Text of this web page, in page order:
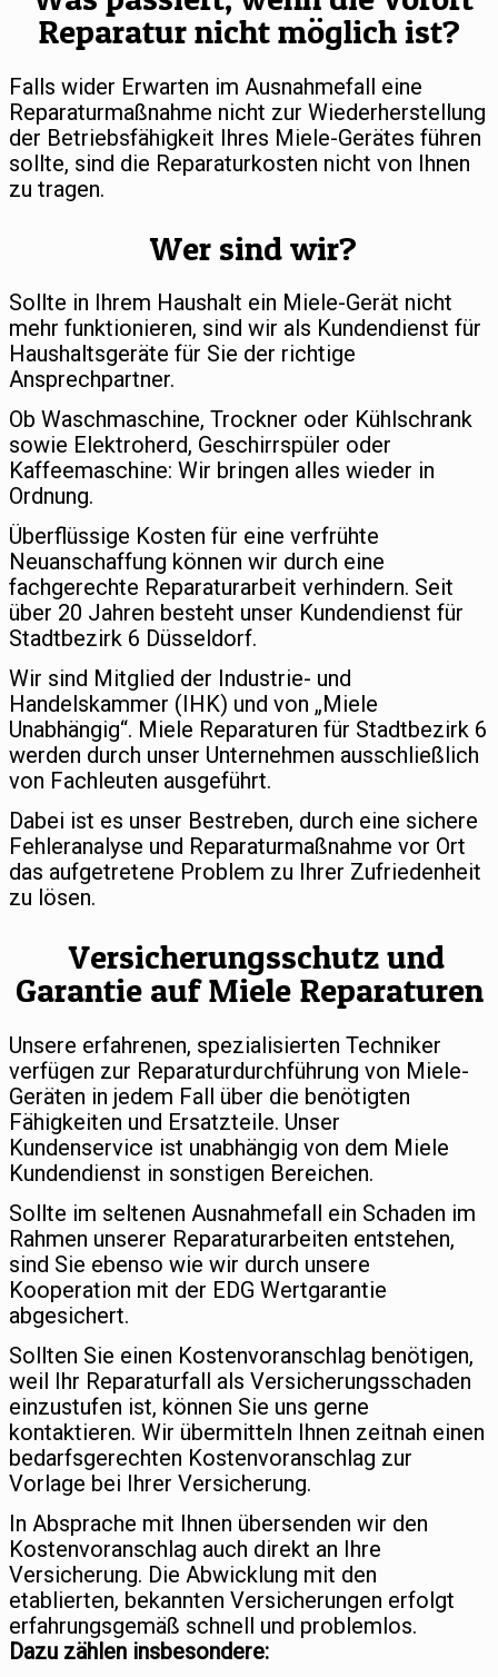
Reparatur nicht möglich ist?
Falls wider Erwarten im Ausnahmefall eine
Reparaturmaßnahme nicht zur Wiederherstellung
der Betriebsfähigkeit Ihres Miele-Gerätes führen
sollte, sind die Reparaturkosten nicht von Ihnen
zu tragen.
Wer sind wir?
Sollte in Ihrem Haushalt ein Miele-Gerät nicht
mehr funktionieren, sind wir als Kundendienst für
Haushaltsgeräte für Sie der richtige
Ansprechpartner.
Ob Waschmaschine, Trockner oder Kühlschrank
sowie Elektroherd, Geschirrspüler oder
Kaffeemaschine: Wir bringen alles wieder in
Ordnung.
Überflüssige Kosten für eine verfrühte
Neuanschaffung können wir durch eine
fachgerechte Reparaturarbeit verhindern. Seit
über 20 Jahren besteht unser Kundendienst für
Stadtbezirk 6 Düsseldorf.
Wir sind Mitglied der Industrie- und
Handelskammer (IHK) und von „Miele
Unabhängig“. Miele Reparaturen für Stadtbezirk 6
werden durch unser Unternehmen ausschließlich
von Fachleuten ausgeführt.
Dabei ist es unser Bestreben, durch eine sichere
Fehleranalyse und Reparaturmaßnahme vor Ort
das aufgetretene Problem zu Ihrer Zufriedenheit
zu lösen.
Versicherungsschutz und
Garantie auf Miele Reparaturen
Unsere erfahrenen, spezialisierten Techniker
verfügen zur Reparaturdurchführung von Miele-
Geräten in jedem Fall über die benötigten
Fähigkeiten und Ersatzteile. Unser
Kundenservice ist unabhängig von dem Miele
Kundendienst in sonstigen Bereichen.
Sollte im seltenen Ausnahmefall ein Schaden im
Rahmen unserer Reparaturarbeiten entstehen,
sind Sie ebenso wie wir durch unsere
Kooperation mit der EDG Wertgarantie
abgesichert.
Sollten Sie einen Kostenvoranschlag benötigen,
weil Ihr Reparaturfall als Versicherungsschaden
einzustufen ist, können Sie uns gerne
kontaktieren. Wir übermitteln Ihnen zeitnah einen
bedarfsgerechten Kostenvoranschlag zur
Vorlage bei Ihrer Versicherung.
In Absprache mit Ihnen übersenden wir den
Kostenvoranschlag auch direkt an Ihre
Versicherung. Die Abwicklung mit den
etablierten, bekannten Versicherungen erfolgt
erfahrungsgemäß schnell und problemlos.
Dazu zählen insbesondere: